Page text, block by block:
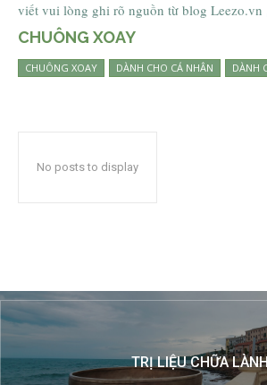
viết vui lòng ghi rõ nguồn từ blog Leezo.vn
CHUÔNG XOAY
CHUÔNG XOAY DÀNH CHO CÁ NHÂN DÀNH
No posts to display
TRỊ LIỆU CHỮA